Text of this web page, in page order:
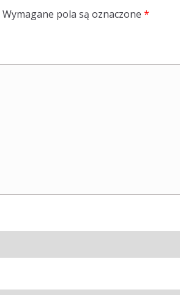
Wymagane pola są oznaczone *